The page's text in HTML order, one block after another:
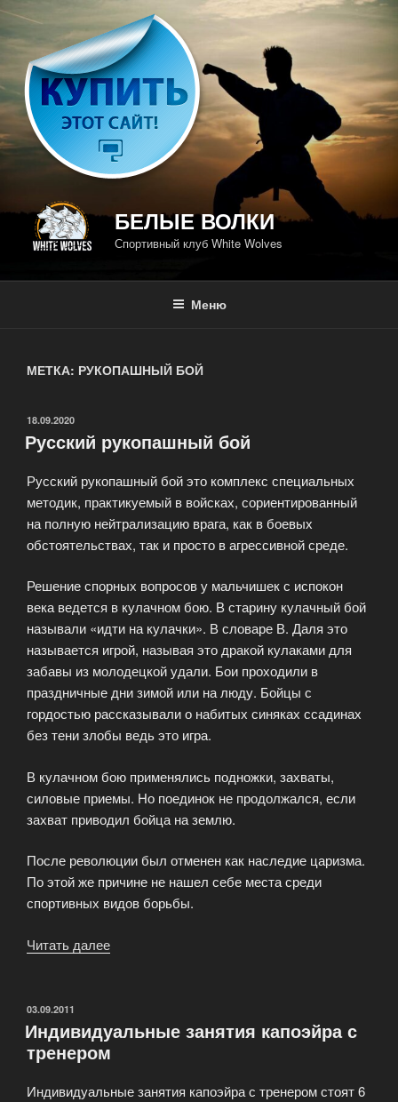
Перейти
содержимому
БЕЛЫЕ ВОЛКИ
Спортивный клуб White Wolves
Меню
МЕТКА: РУКОПАШНЫЙ БОЙ
ОПУБЛИКОВАНО
18.09.2020
Русский рукопашный бой
Русский рукопашный бой это комплекс специальных
методик, практикуемый в войсках, сориентированный
на полную нейтрализацию врага, как в боевых
обстоятельствах, так и просто в агрессивной среде.
Решение спорных вопросов у мальчишек с испокон
века ведется в кулачном бою. В старину кулачный бой
называли «идти на кулачки». В словаре В. Даля это
называется игрой, называя это дракой кулаками для
забавы из молодецкой удали. Бои проходили в
праздничные дни зимой или на люду. Бойцы с
гордостью рассказывали о набитых синяках ссадинах
без тени злобы ведь это игра.
В кулачном бою применялись подножки, захваты,
силовые приемы. Но поединок не продолжался, если
захват приводил бойца на землю.
После революции был отменен как наследие царизма.
По этой же причине не нашел себе места среди
спортивных видов борьбы.
Читать далее
ОПУБЛИКОВАНО
03.09.2011
Индивидуальные занятия капоэйра с
тренером
Индивидуальные занятия капоэйра с тренером стоят 6